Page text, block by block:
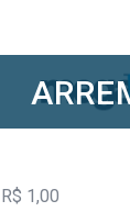
R$ 1,00